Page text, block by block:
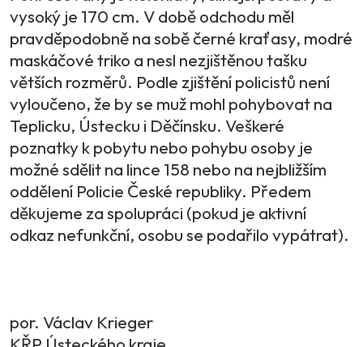
vysoký je 170 cm. V době odchodu měl
pravděpodobně na sobě černé kraťasy, modré
maskáčové triko a nesl nezjištěnou tašku
větších rozměrů. Podle zjištění policistů není
vyloučeno, že by se muž mohl pohybovat na
Teplicku, Ústecku i Děčínsku. Veškeré
poznatky k pobytu nebo pohybu osoby je
možné sdělit na lince 158 nebo na nejbližším
oddělení Policie České republiky. Předem
děkujeme za spolupráci (pokud je aktivní
odkaz nefunkční, osobu se podařilo vypátrat).
por. Václav Krieger